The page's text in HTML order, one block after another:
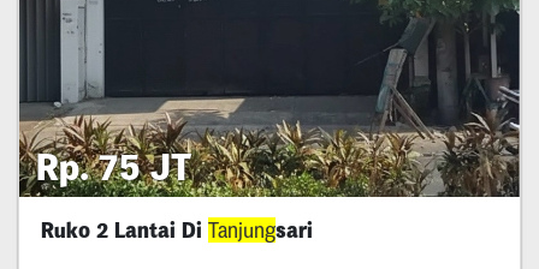
Rp. 75 JT
Ruko 2 Lantai Di Tanjungsari